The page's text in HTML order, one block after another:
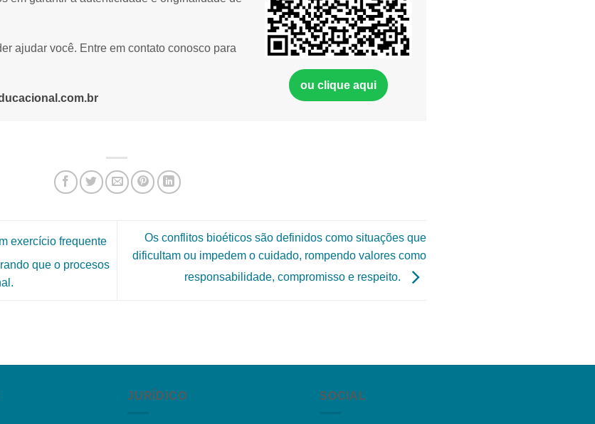
ajudar você. Entre em contato conosco para
ou clique aqui
exercício frequente
que o procesos
Os conflitos bioéticos são definidos como situações que
dificultam ou impedem o cuidado, rompendo valores como
responsabilidade, compromisso e respeito.
JURÍDICO SOCIAL